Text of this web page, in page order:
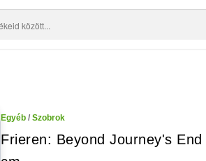
Egyéb / Szobrok
Frieren: Beyond Journey's